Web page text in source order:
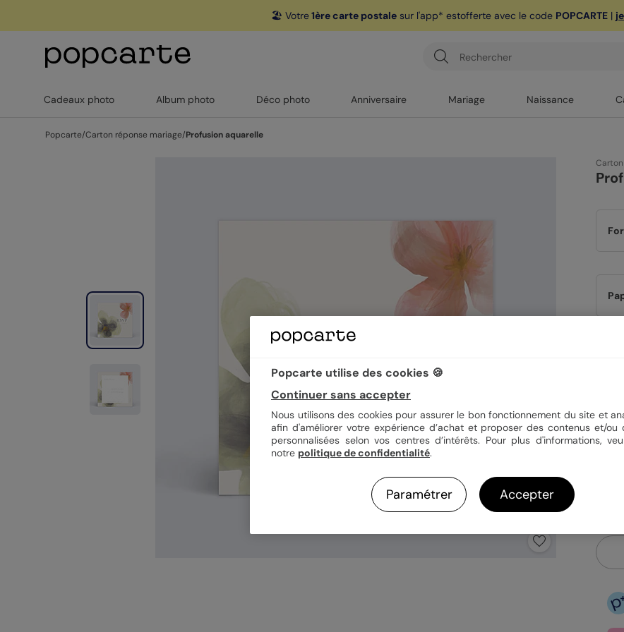
🏖️ Votre1ère carte postalesur l'app* estofferte avec le code POPCARTE|
Cadeaux photo Album photo Déco photo Anniversaire Mariage Naissance
Popcarte/Carton réponse mariage/Profusion aquarelle
Popcarte utilise des cookies 🍪
Continuer sans accepter
Nous utilisons des cookies pour assurer le bon fonctionnement du site et
afin d'améliorer votre expérience d’achat et proposer des contenus et/ou
personnalisées selon vos centres d’intérêts. Pour plus d'informations,
notre politique de confidentialité.
Paramétrer Accepter